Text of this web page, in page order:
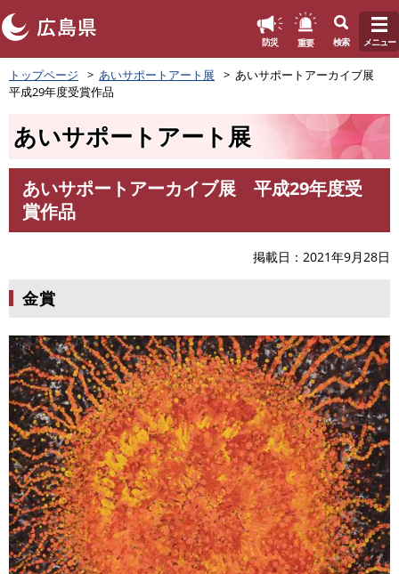
ペ
ー
防災 重要 検索 メニュー
トップページ あいサポートアート展
あいサポートアーカイブ展
平成29年度受賞作品
あいサポートアート展
あいサポートアーカイブ展 平成29年度受
賞作品
掲載日 2021年9月28日
金賞